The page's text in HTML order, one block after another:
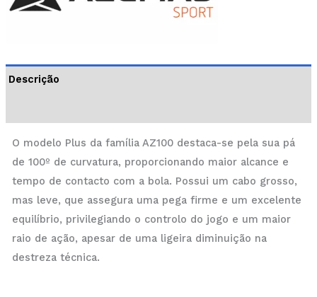
Descrição
O modelo Plus da família AZ100 destaca-se pela sua pá
de 100º de curvatura, proporcionando maior alcance e
tempo de contacto com a bola. Possui um cabo grosso,
mas leve, que assegura uma pega firme e um excelente
equilíbrio, privilegiando o controlo do jogo e um maior
raio de ação, apesar de uma ligeira diminuição na
destreza técnica.